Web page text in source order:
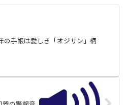
の手帳は愛しき「オジサン」柄